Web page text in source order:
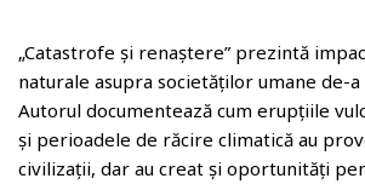
„Catastrofe și renaștere” prezintă
naturale asupra societăților umane de-
Autorul documentează cum erupțiile
și perioadele de răcire climatică au
civilizații, dar au creat și oportunități